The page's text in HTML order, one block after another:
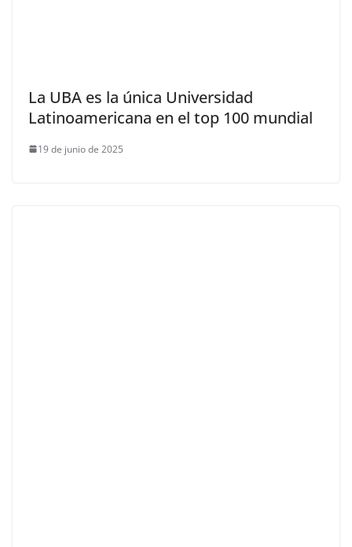
La UBA es la única Universidad
Latinoamericana en el top 100 mundial
19 de junio de 2025